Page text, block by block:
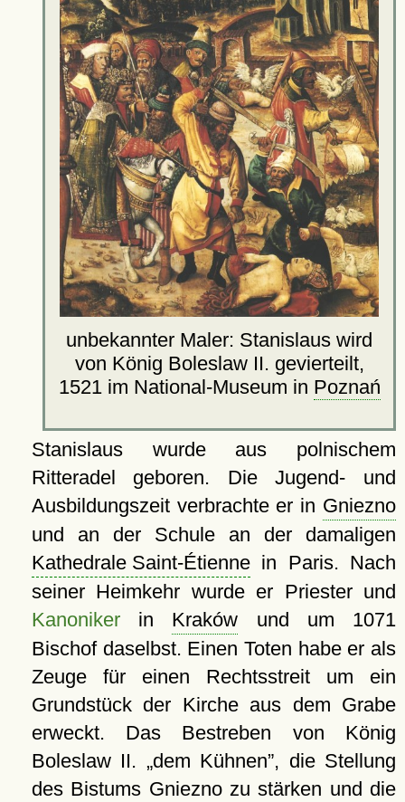
unbekannter Maler: Stanislaus wird
von König Boleslaw II. gevierteilt,
1521 im National-Museum in Poznań
Stanislaus wurde aus polnischem
Ritteradel geboren. Die Jugend- und
Ausbildungszeit verbrachte er in Gniezno
und an der Schule an der damaligen
Kathedrale Saint-Étiennein Paris. Nach
seiner Heimkehr wurde er Priester und
Kanonikerin Kraków und um 1071
Bischof daselbst. Einen Toten habe er als
Zeuge für einen Rechtsstreit um ein
Grundstück der Kirche aus dem Grabe
erweckt. Das Bestreben von König
Boleslaw II.
dem Kühnen , die Stellung
des Bistums Gniezno zu stärken und die